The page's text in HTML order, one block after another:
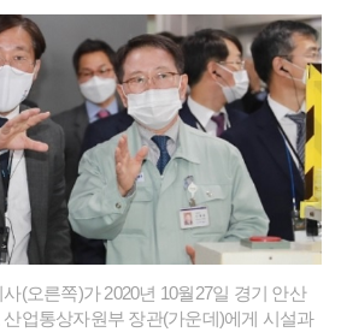
(오른쪽)가 2020년 10월27일 경기 안산
업통상자원부 장관(가운데)에게 시설과